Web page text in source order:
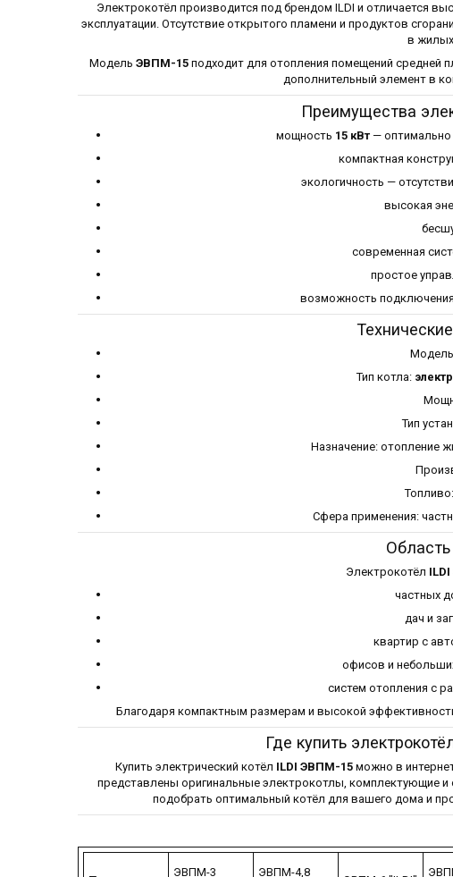
Электрокотёл производится под брендом ILDI и отличается
эксплуатации. Отсутствие открытого пламени и продуктов
в
Модель ЭВПМ-15подходит для отопления помещений средней
дополнительный элемент в
Преимущества
мощность 15 кВт —
компактная
экологичность —
высокая
современная
простое
возможность
Тип котла:
Тип
Назначение: отопление
Сфера применения:
Электрокотёл
частных
дач и
квартир с
офисов и
систем отопления с
Благодаря компактным размерам и высокой
Где купить
Купить электрический котёл ILDI ЭВПМ-15можно в
представлены оригинальные электрокотлы, комплектующие и
подобрать оптимальный котёл для вашего дома и
ЭВПМ-3
ЭВПМ-4,8